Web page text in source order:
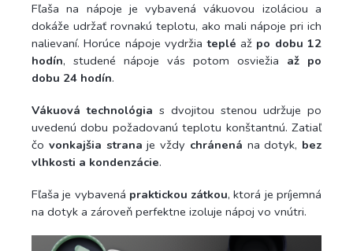
Fľaša na nápoje je vybavená vákuovou izoláciou a
dokáže udržať rovnakú teplotu, ako mali nápoje pri ich
nalievaní. Horúce nápoje vydržiateplé až po dobu 12
hodín, studené nápoje vás potom osviežia až po
dobu 24 hodín.
Vákuová technológia s dvojitou stenou udržuje po
uvedenú dobu požadovanú teplotu konštantnú. Zatiaľ
čo vonkajšia strana je vždy chránená na dotyk, bez
vlhkosti a kondenzácie.
Fľaša je vybavená praktickou zátkou, ktorá je príjemná
na dotyk a zároveň perfektne izoluje nápoj vo vnútri.